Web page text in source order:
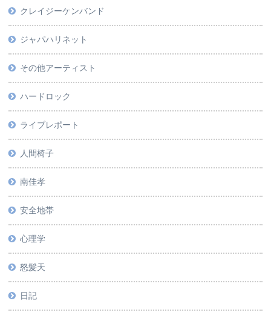
クレイジーケンバンド
ジャパハリネット
その他アーティスト
ハードロック
ライブレポート
人間椅子
南佳孝
安全地帯
心理学
怒髪天
日記